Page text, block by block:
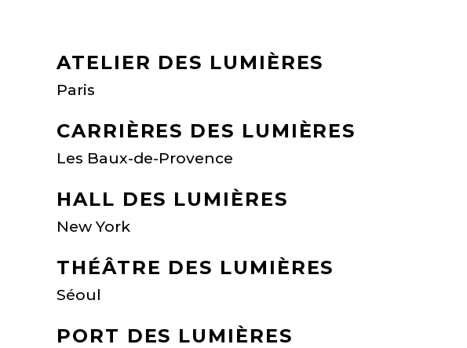
ATELIER DES LUMIÈRES
Paris
CARRIÈRES DES LUMIÈRES
Les Baux-de-Provence
HALL DES LUMIÈRES
New York
THÉÂTRE DES LUMIÈRES
Séoul
PORT DES LUMIÈRES